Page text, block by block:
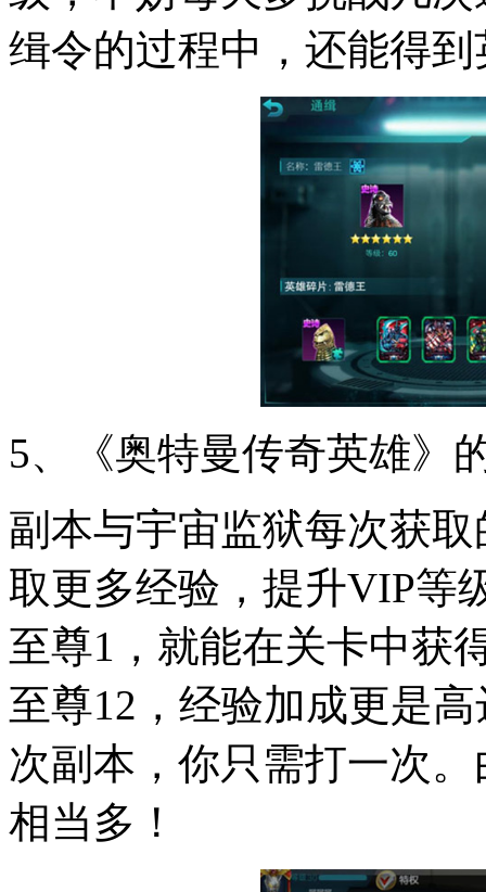
缉令的过程中，还能得
5、《奥特曼传奇英雄》
副本与宇宙监狱每次获
取更多经验，提升VIP等
至尊1，就能在关卡中获
至尊12，经验加成更是
次副本，你只需打一次
相当多！